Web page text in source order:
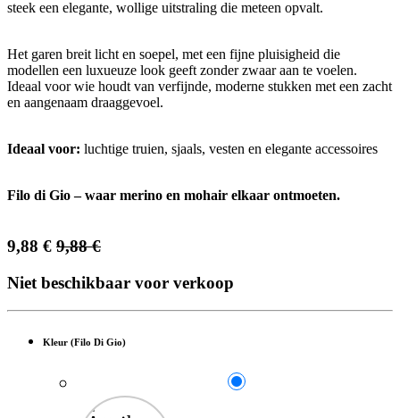
steek een elegante, wollige uitstraling die meteen opvalt.
Het garen breit licht en soepel, met een fijne pluisigheid die
modellen een luxueuze look geeft zonder zwaar aan te voelen.
Ideaal voor wie houdt van verfijnde, moderne stukken met een zacht
en aangenaam draaggevoel.
Ideaal voor: luchtige truien, sjaals, vesten en elegante accessoires
Filo di Gio – waar merino en mohair elkaar ontmoeten.
9,88 € 9,88€
Niet beschikbaar voor verkoop
Kleur (Filo Di Gio)